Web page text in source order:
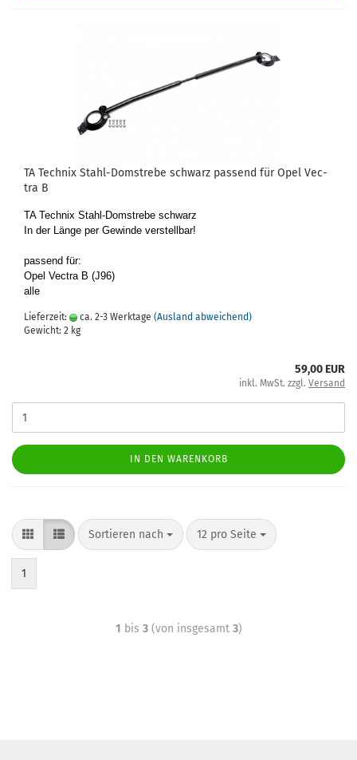
TA Tech­nix Stahl-​​Dom­stre­be schwarz pas­send für Opel Vec­
tra B
TA Tech­nix Stahl-​Domstrebe schwarz
In der Länge per Ge­win­de ver­stell­bar!
pas­send für:
Opel Vec­tra B (J96)
alle
Lieferzeit: ca. 2-3 Werktage (Ausland abweichend)
Gewicht: 2 kg
59,00 EUR
inkl. MwSt. zzgl. Versand
IN DEN WARENKORB
Sortieren nach 12 pro Seite
1
1 bis 3(von insgesamt 3)